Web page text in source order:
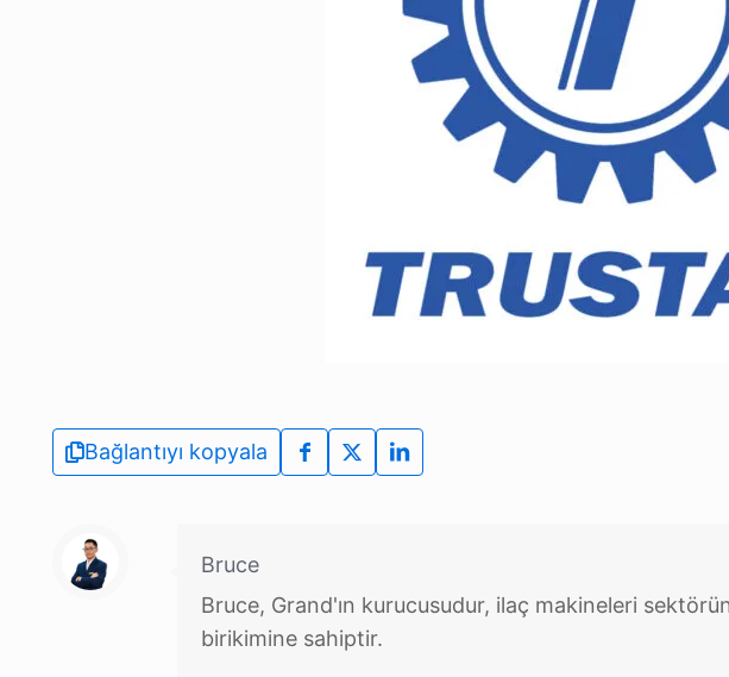
Bağlantıyı kopyala
Bruce
Bruce, Grand'ın kurucusudur, ilaç makineleri
birikimine sahiptir.